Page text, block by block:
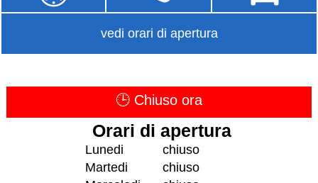
vedi orari di apertura
🕒 Chiuso ora
Orari di apertura
Lunedi
chiuso
Martedi
chiuso